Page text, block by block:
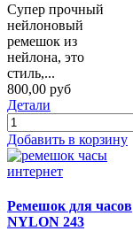
Супер прочный
нейлоновый
ремешок из
нейлона, это
стиль,...
800,00 руб
Детали
Добавить в корзину
Ремешок для часов
NYLON 243